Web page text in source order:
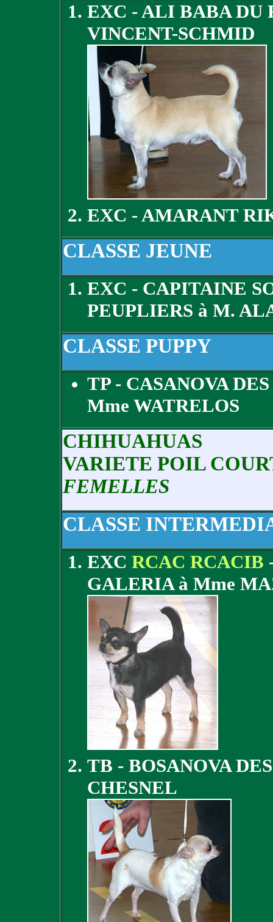
EXC - ALI BABA DU
VINCENT-SCHMID
EXC - AMARANT
CLASSE JEUNE
EXC - CAPITAINE
PEUPLIERS à M.
CLASSE PUPPY
TP - CASANOVA
Mme WATRELOS
CHIHUAHUAS
VARIETE POIL
FEMELLES
CLASSE
EXC RCAC RCACIB
GALERIA à Mme
TB - BOSANOVA
CHESNEL